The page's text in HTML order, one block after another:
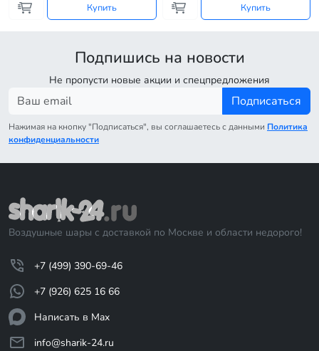
Купить Купить
Подпишись на новости
Не пропусти новые акции и спецпредложения
Подписаться
Нажимая на кнопку "Подписаться", вы соглашаетесь с данными Политика
конфиденциальности
Воздушные шары с доставкой по Москве и области недорого!
+7 (499) 390-69-46
+7 (926) 625 16 66
Написать в Max
info@sharik-24.ru